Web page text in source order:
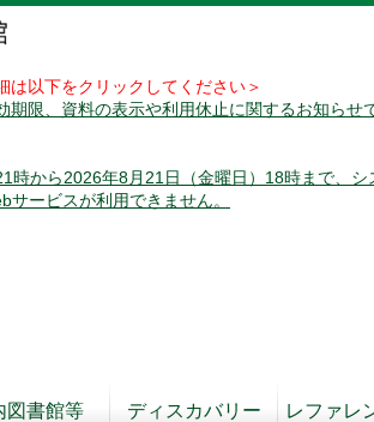
以下をクリックしてください＞
期限、資料の表示や利用休止に関するお知らせ
時から2026年8月21日（金曜日）18時まで、シ
ービスが利用できません。
図書館等
ディスカバリー
レファレ